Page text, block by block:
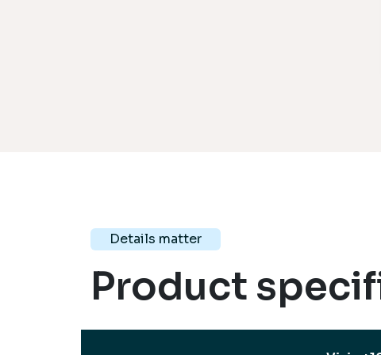
Details matter
Product